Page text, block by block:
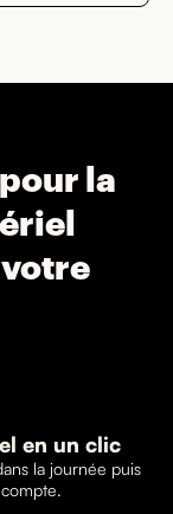
la
en un clic
la journée puis